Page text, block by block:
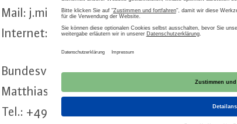
Mail: j.​miller@​agfw.​de
Internet: www.​agfw.​de
Bun­des­ver­band Bio­en­er­gie e.V. (BBE) /
Matthias Held
Tel.: +49 30 2758179 19